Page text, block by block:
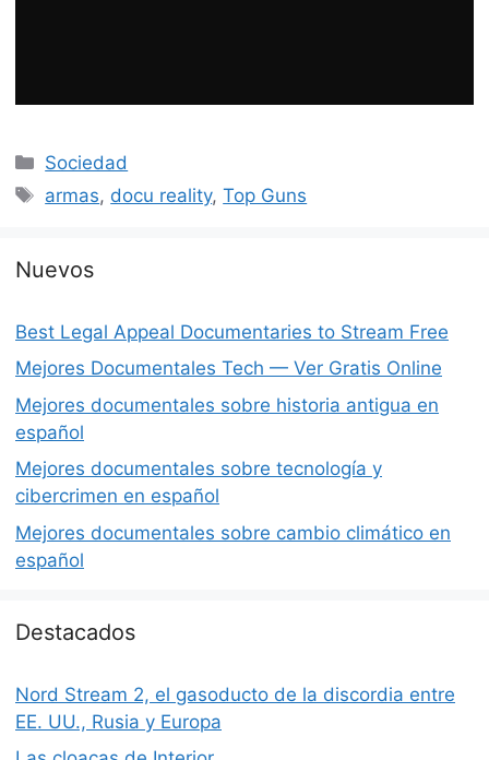
Categorías
Sociedad
Etiquetas
armas, docu reality,Top Guns
Nuevos
Best Legal Appeal Documentaries to Stream Free
Mejores Documentales Tech — Ver Gratis Online
Mejores documentales sobre historia antigua en
español
Mejores documentales sobre tecnología y
cibercrimen en español
Mejores documentales sobre cambio climático en
español
Destacados
Nord Stream 2, el gasoducto de la discordia entre
EE. UU., Rusia y Europa